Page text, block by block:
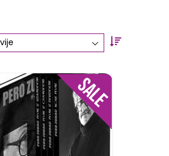
Set
DODAJ
NA